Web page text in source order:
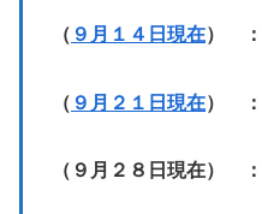
（ ９月１４日現在） ：
（ ９月２１日現在） ：
（９月２８日現在）